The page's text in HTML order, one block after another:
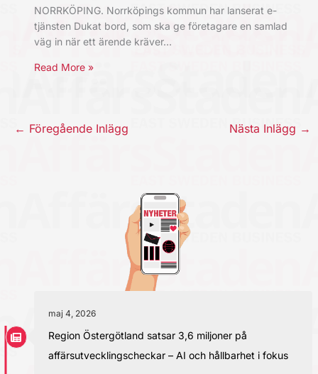
NORRKÖPING. Norrköpings kommun har lanserat e-
tjänsten Dukat bord, som ska ge företagare en samlad
väg in när ett ärende kräver…
Read More »
← Föregående Inlägg Nästa Inlägg →
maj 4, 2026
Region Östergötland satsar 3,6 miljoner på
affärsutvecklingscheckar – AI och hållbarhet i fokus